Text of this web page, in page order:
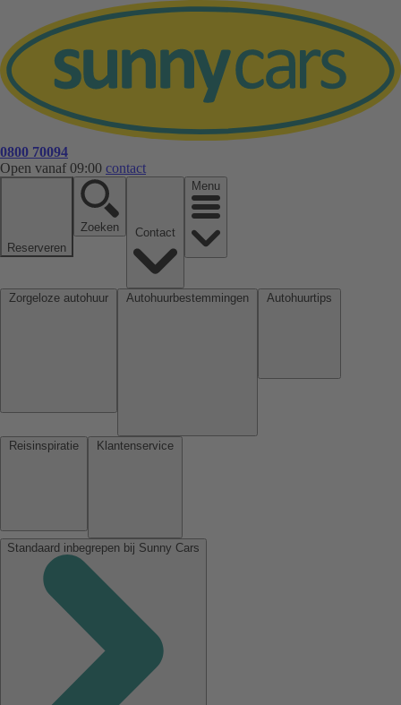
0800 70094
Open vanaf 09:00 contact
Reserveren
Zoeken
Menu
Standaard inbegrepen bij Sunny Cars